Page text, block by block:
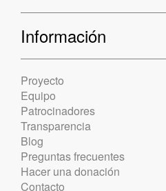
Información
Proyecto
Equipo
Patrocinadores
Transparencia
Blog
Preguntas frecuentes
Hacer una donación
Contacto